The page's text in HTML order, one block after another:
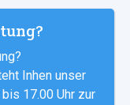
Inhen unser
17.00 Uhr zur